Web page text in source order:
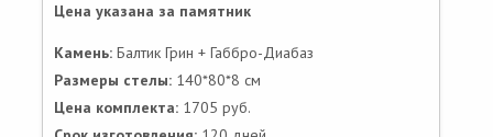
Цена указана за памятник
Камень: Балтик Грин + Габбро-Диабаз
Размеры стелы: 140*80*8 см
Цена комплекта: 1705 руб.